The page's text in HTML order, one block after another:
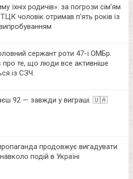
їхніх родичів»: за погрози сім’ям
чоловік отримав п’ять років із
сержант роти 47-ї ОМБр.
про те, що люди все активніше
із СЗЧ.
92 — завжди у виграші. 🇺🇦
продовжує вигадувати
навколо подій в Україні